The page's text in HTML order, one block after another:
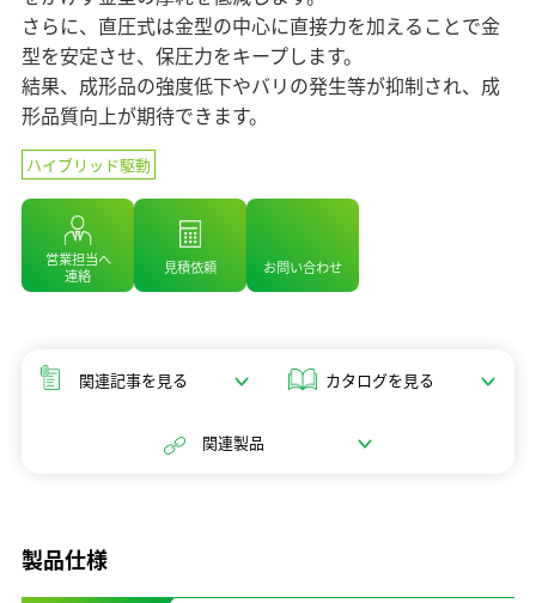
統合レポート2025
統合レポート2025
ISO認証
調達方針
沿革
受賞歴
開発理念
研究開発体制
テクノロジーの歩み
保有特許
さらに、直圧式は金型の中心に直接力を加えることで金
型を安定させ、保圧力をキープします。
結果、成形品の強度低下やバリの発生等が抑制され、成
形品質向上が期待できます。
ハイブリッド駆動
営業担当へ
連絡
見積依頼 お問い合わせ
関連記事を見る カタログを見る
関連製品
製品仕様